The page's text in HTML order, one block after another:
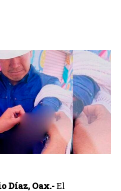
Díaz, Oax.-El